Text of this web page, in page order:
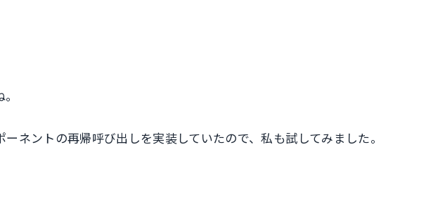
ントの再帰呼び出しを実装していたので、私も試してみました。